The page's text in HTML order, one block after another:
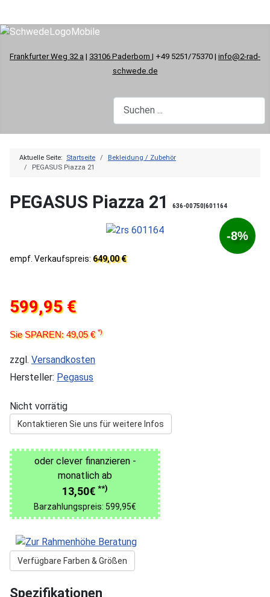
Frankfurter Weg 32 a | 33106 Paderborn | +49 5251/75370 | info@2-rad-
schwede.de
Aktuelle Seite: Startseite
Bekleidung / Zubehör
PEGASUS Piazza 21
PEGASUS Piazza 21 636-00750|601164
-8%
empf. Verkaufspreis: 649,00 €
599,95 €
Sie SPAREN: 49,05 €*)
zzgl. Versandkosten
Hersteller: Pegasus
Nicht vorrätig
Kontaktieren Sie uns für weitere Infos
oder clever finanzieren -
monatlich ab
13,50€ **)
Barzahlungspreis: 599,95€
Verfügbare Farben & Größen
Spezifikationen